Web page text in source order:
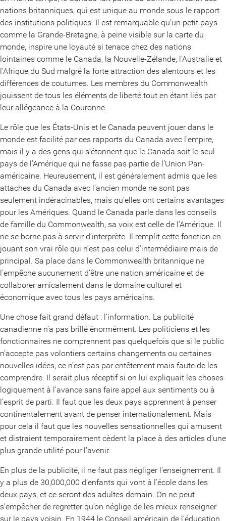
nations britanniques, qui est unique au monde sous le rapport
des institutions politiques. Il est remarquable qu’un petit pays
comme la Grande-Bretagne, à peine visible sur la carte du
monde, inspire une loyauté si tenace chez des nations
lointaines comme le Canada, la Nouvelle-Zélande, l’Australie et
l’Afrique du Sud malgré la forte attraction des alentours et les
différences de coutumes. Les membres du Commonwealth
jouissent de tous les éléments de liberté tout en étant liés par
leur allégeance à la Couronne.
Le rôle que les États-Unis et le Canada peuvent jouer dans le
monde est facilité par ces rapports du Canada avec l’empire,
mais il y a des gens qui s’étonnent que le Canada soit le seul
pays de l’Amérique qui ne fasse pas partie de l’Union Pan-
américaine. Heureusement, il est généralement admis que les
attaches du Canada avec l’ancien monde ne sont pas
seulement indéracinables, mais qu’elles ont certains avantages
pour les Amériques. Quand le Canada parle dans les conseils
de famille du Commonwealth, sa voix est celle de l’Amérique. Il
ne se borne pas à servir d’interprète. Il remplit cette fonction en
jouant son vrai rôle qui n’est pas celui d’intermédiaire mais de
principal. Sa place dans le Commonwealth britannique ne
l’empêche aucunement d’être une nation américaine et de
collaborer amicalement dans le domaine culturel et
économique avec tous les pays américains.
Une chose fait grand défaut : l’information. La publicité
canadienne n’a pas brillé énormément. Les politiciens et les
fonctionnaires ne comprennent pas quelquefois que si le public
n’accepte pas volontiers certains changements ou certaines
nouvelles idées, ce n’est pas par entêtement mais faute de les
comprendre. Il serait plus réceptif si on lui expliquait les choses
logiquement à l’avance sans faire appel aux sentiments ou à
l’esprit de parti. Il faut que les deux pays apprennent à penser
continentalement avant de penser internationalement. Mais
pour cela il faut que les nouvelles sensationnelles qui amusent
et distraient temporairement cèdent la place à des articles d’une
plus grande utilité pour l’avenir.
En plus de la publicité, il ne faut pas négliger l’enseignement. Il
y a plus de 30,000,000 d’enfants qui vont à l’école dans les
deux pays, et ce seront des adultes demain. On ne peut
s’empêcher de regretter qu’on néglige de les mieux renseigner
sur le pays voisin. En 1944 le Conseil américain de l’éducation